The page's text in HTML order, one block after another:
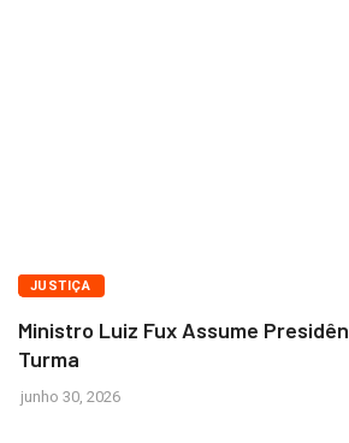
BRASÍLIA
JUSTIÇA
Ministro Luiz Fux Assume
Turma
junho 30, 2026